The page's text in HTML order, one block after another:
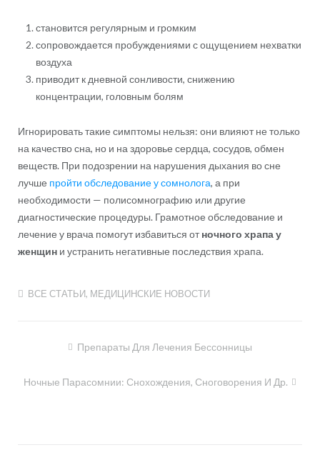
становится регулярным и громким
сопровождается пробуждениями с ощущением нехватки
воздуха
приводит к дневной сонливости, снижению
концентрации, головным болям
Игнорировать такие симптомы нельзя: они влияют не только
на качество сна, но и на здоровье сердца, сосудов, обмен
веществ. При подозрении на нарушения дыхания во сне
лучше пройти обследование у сомнолога, а при
необходимости — полисомнографию или другие
диагностические процедуры. Грамотное обследование и
лечение у врача помогут избавиться отночного храпа у
женщини устранить негативные последствия храпа.
ВСЕ СТАТЬИ, МЕДИЦИНСКИЕ НОВОСТИ
Навигация
записям
Препараты Для Лечения Бессонницы
Ночные Парасомнии: Снохождения, Сноговорения И Др.